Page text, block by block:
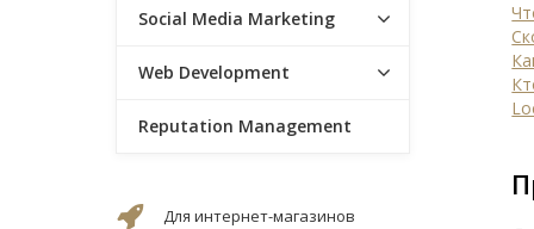
Social Media Marketing
Web Development
Reputation Management
Для интернет-магазинов